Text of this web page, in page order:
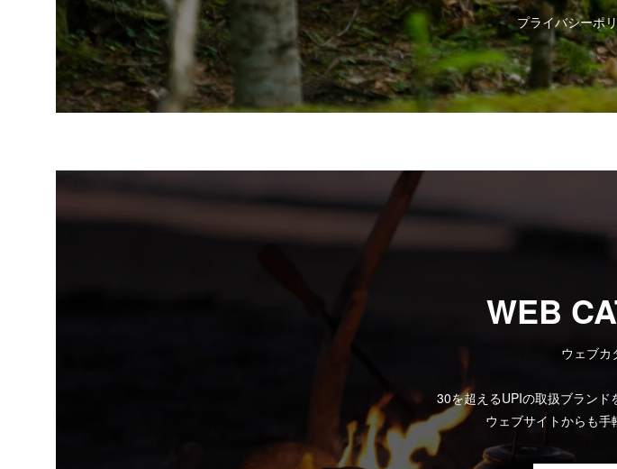
プライバシーポ
WEB
ウェブカ
30を超えるUPIの取扱ブランド
ウェブサイトからも手